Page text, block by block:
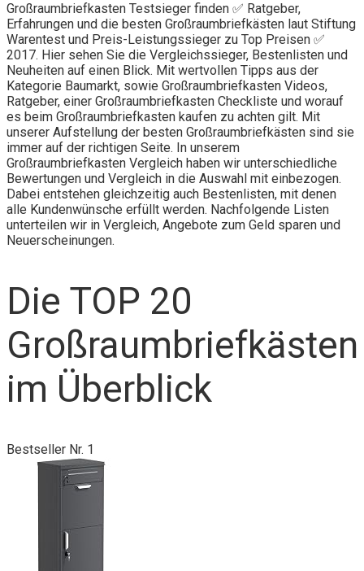
Großraumbriefkasten Testsieger finden ✅ Ratgeber,
Erfahrungen und die besten Großraumbriefkästen laut Stiftung
Warentest und Preis-Leistungssieger zu Top Preisen ✅
2017. Hier sehen Sie die Vergleichssieger, Bestenlisten und
Neuheiten auf einen Blick. Mit wertvollen Tipps aus der
Kategorie Baumarkt, sowie Großraumbriefkasten Videos,
Ratgeber, einer Großraumbriefkasten Checkliste und worauf
es beim Großraumbriefkasten kaufen zu achten gilt. Mit
unserer Aufstellung der besten Großraumbriefkästen sind sie
immer auf der richtigen Seite. In unserem
Großraumbriefkasten Vergleich haben wir unterschiedliche
Bewertungen und Vergleich in die Auswahl mit einbezogen.
Dabei entstehen gleichzeitig auch Bestenlisten, mit denen
alle Kundenwünsche erfüllt werden. Nachfolgende Listen
unterteilen wir in Vergleich, Angebote zum Geld sparen und
Neuerscheinungen.
Die TOP 20
Großraumbriefkästen
im Überblick
Bestseller Nr. 1